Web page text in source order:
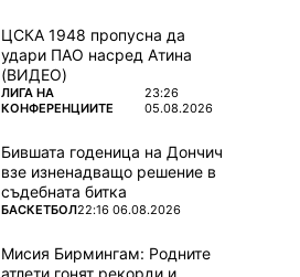
ЦСКА 1948 пропусна да
удари ПАО насред Атина
(ВИДЕО)
ПОВЕЧЕ ОТ
ЛИГА НА
КОНФЕРЕНЦИИТЕ
23:26
05.08.2026
Бившата годеница на Дончич
взе изненадващо решение в
съдебната битка
ПОВЕЧЕ ОТ
БАСКЕТБОЛ22:16 06.08.2026
Мисия Бирмингам: Родните
атлети гонят рекорди и